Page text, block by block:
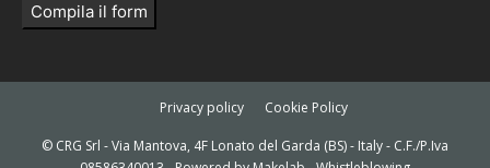
Compila il form
Privacy policy Cookie Policy
© CRG Srl - Via Mantova, 4F Lonato del Garda (BS) - Italy - C.F./P.Iva